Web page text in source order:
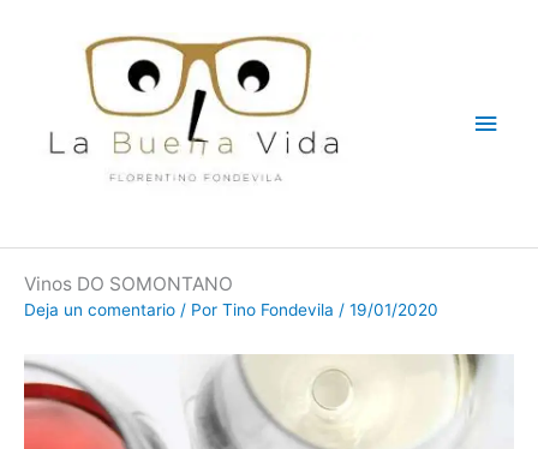
Vinos DO SOMONTANO
Deja un comentario / Por Tino Fondevila / 19/01/2020